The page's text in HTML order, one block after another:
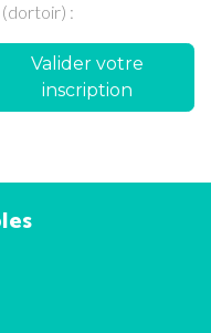
(dortoir) :
Valider votre
inscription